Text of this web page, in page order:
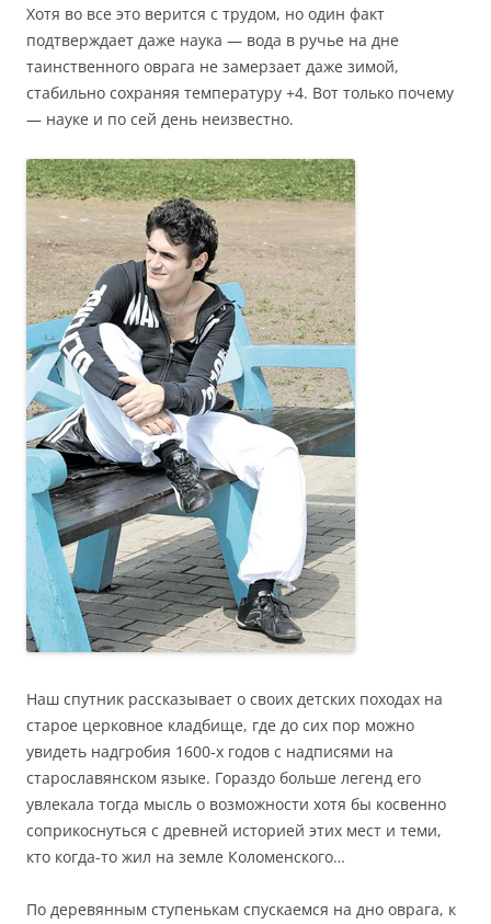
Хотя во все это верится с трудом, но один факт
подтверждает даже наука — вода в ручье на дне
таинственного оврага не замерзает даже зимой,
стабильно сохраняя температуру +4. Вот только почему
— науке и по сей день неизвестно.
Наш спутник рассказывает о своих детских походах на
старое церковное кладбище, где до сих пор можно
увидеть надгробия 1600-х годов с надписями на
старославянском языке. Гораздо больше легенд его
увлекала тогда мысль о возможности хотя бы косвенно
соприкоснуться с древней историей этих мест и теми,
кто когда-то жил на земле Коломенского…
По деревянным ступенькам спускаемся на дно оврага, к